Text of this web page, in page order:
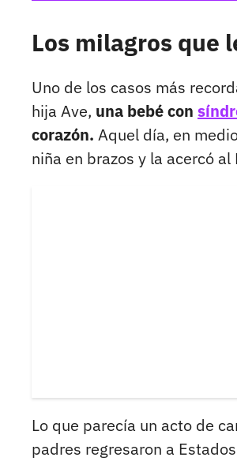
Los milagros que
Uno de los casos más
hija Ave, una bebé con
corazón. Aquel día, en
niña en brazos y la acercó
Lo que parecía un acto de
padres regresaron a